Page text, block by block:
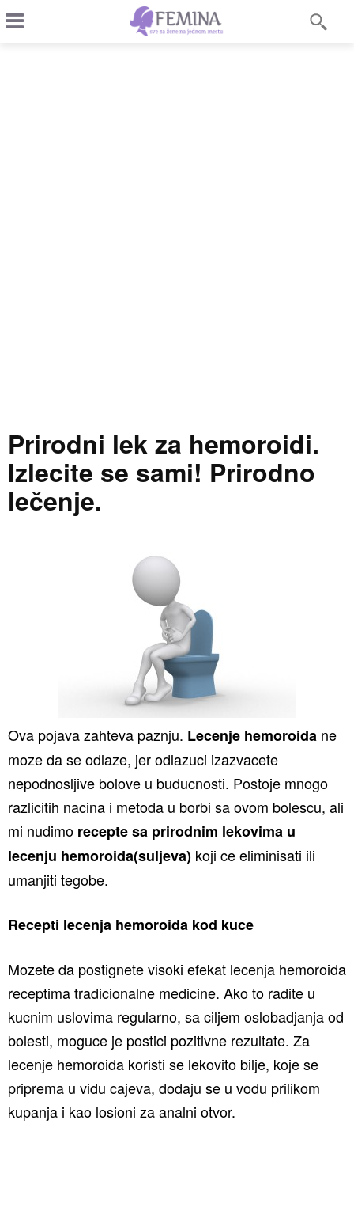
Prirodni lek za hemoroidi.
Izlecite se sami! Prirodno
lečenje.
Ova pojava zahteva paznju. Lecenje hemoroida ne
moze da se odlaze, jer odlazuci izazvacete
nepodnosljive bolove u buducnosti. Postoje mnogo
razlicitih nacina i metoda u borbi sa ovom bolescu, ali
mi nudimo recepte sa prirodnim lekovima u
lecenju hemoroida(suljeva) koji ce eliminisati ili
umanjiti tegobe.
Recepti lecenja hemoroida kod kuce
Mozete da postignete visoki efekat lecenja hemoroida
receptima tradicionalne medicine. Ako to radite u
kucnim uslovima regularno, sa ciljem oslobadjanja od
bolesti, moguce je postici pozitivne rezultate. Za
lecenje hemoroida koristi se lekovito bilje, koje se
priprema u vidu cajeva, dodaju se u vodu prilikom
kupanja i kao losioni za analni otvor.